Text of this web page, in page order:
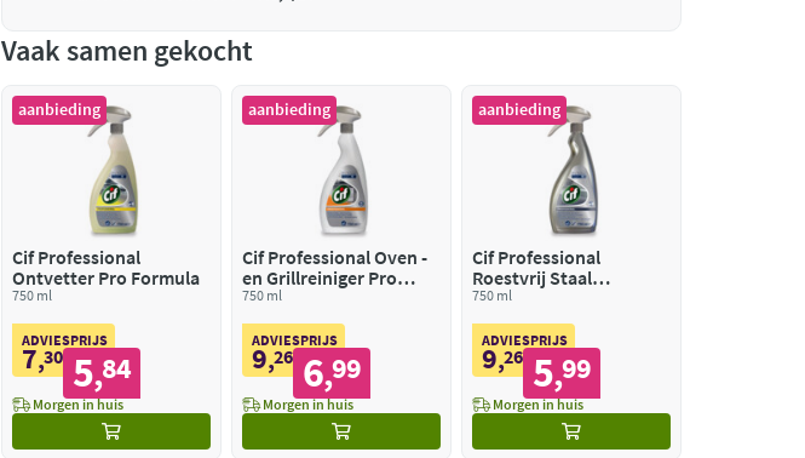
Vaak samen gekocht
aanbieding
Cif Professional
Ontvetter Pro Formula
750 ml
ADVIESPRIJS
7,30 5,84
Morgen in huis
aanbieding
Cif Professional Oven -
en Grillreiniger Pro
Formula
750 ml
ADVIESPRIJS
9,26 6,99
Morgen in huis
aanbieding
Cif Professional
Roestvrij Staal
Onderhoudsmiddel Pro
Formula
750 ml
ADVIESPRIJS
9,26 5,99
Morgen in huis